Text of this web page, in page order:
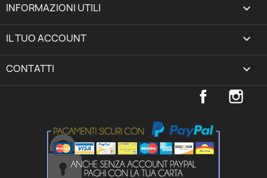
INFORMAZIONI UTILI 
IL TUO ACCOUNT expand_more
CONTATTI keyboard_arrow_down
Facebook